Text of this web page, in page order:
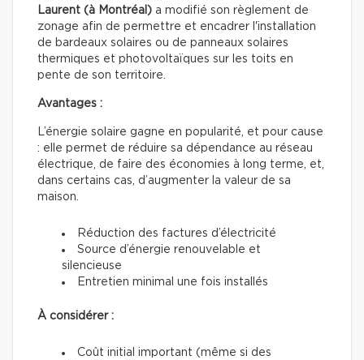
Laurent (à Montréal) a modifié son règlement de
zonage afin de permettre et encadrer l'installation
de bardeaux solaires ou de panneaux solaires
thermiques et photovoltaïques sur les toits en
pente de son territoire.
Avantages :
L’énergie solaire gagne en popularité, et pour cause
: elle permet de réduire sa dépendance au réseau
électrique, de faire des économies à long terme, et,
dans certains cas, d’augmenter la valeur de sa
maison.
Réduction des factures d’électricité
Source d’énergie renouvelable et
silencieuse
Entretien minimal une fois installés
À considérer :
Coût initial important (même si des